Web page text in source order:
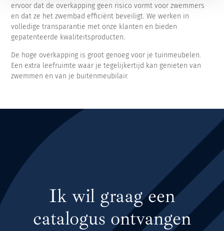
ervoor dat de overkapping geen risico vormt voor zwemmers
en dat ze het zwembad efficiënt beveiligt. We werken in
volledige transparantie met onze klanten en bieden
gepatenteerde kwaliteitsproducten.
De hoge overkapping is groot genoeg voor je tuinmeubelen.
Een extra leefruimte waar je tegelijkertijd kan genieten van
zwemmen en van je buitenmeubilair.
Ik wil graag een
catalogus ontvangen